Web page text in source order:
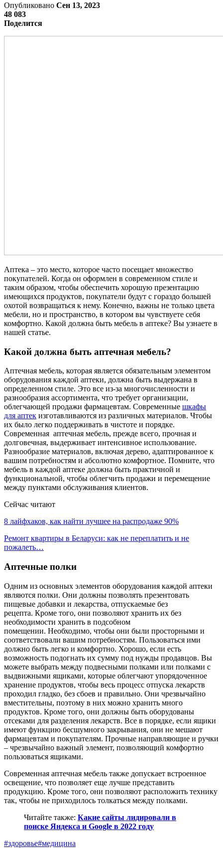
Опубликовано Сен 13, 2023
48 083
Поделится
Аптека – это место, которое часто посещает множество
покупателей. Когда он оформлен в современном стиле и
таким образом, чтобы обеспечить хорошую презентацию
имеющихся продуктов, покупатели будут с гораздо большей
охотой возвращаться к нему. Конечно, важны не только цвета
мебели, но и пространство, в котором вы чувствуете себя
комфортно. Какой должна быть мебель в аптеке? Вы узнаете в
нашей статье.
Какой должна быть аптечная мебель?
Аптечная мебель, которая является обязательным элементом
оборудования каждой аптеки, должна быть выдержана в
определенном стиле. Это все из-за многочисленности и
разнообразия ассортимента, что требует организации,
облегчающей продажи фармацевтам. Современные шкафы
для аптек изготавливаются из различных материалов. Чтобы
их было легко поддерживать в чистоте и порядке.
Современная аптечная мебель, прежде всего, прочная и
долговечная, выдерживает интенсивное использование.
Разнообразие материалов, включая дерево, адаптированное к
вашим потребностям и абсолютно комфортное. Помните, что
мебель в каждой аптеке должна быть практичной и
функциональной, чтобы облегчить продажи и перемещение
между пунктами обслуживания клиентов.
Сейчас читают
8 лайфхаков, как найти лучшее на распродаже 90%
Ремонт квартиры в Беларуси: как не переплатить и не
пожалеть…
Аптечные полки
Одним из основных элементов оборудования каждой аптеки
являются полки. Они должны позволять презентовать
пищевые добавки и лекарства, отпускаемые без
рецепта. Кроме того, они позволяют хранить их без
необходимости хранить в подсобном
помещении. Необходимо, чтобы они были просторными и
соответствовали вашим потребностям. Пользоваться ими
должно быть легко и комфортно. Хорошо, если есть
возможность подогнать их сумму под нужды продавцов. Вы
можете выбрать между подвесными полками или полками с
выдвижными ящиками, которые облегчают упорядоченное
хранение продуктов, чтобы весь процесс отпуска лекарств
проходил гладко, без сбоев и правильно. Они чрезвычайно
вместительны, поэтому в них можно хранить много
продуктов. Кроме того, они должны быть оборудованы
отсеками для разделения лекарств. Все в порядке, если ящики
имеют функцию бесшумного закрывания, они не мешают
фармацевтам и покупателям. Прочные направляющие и ручки
– чрезвычайно важный элемент, позволяющий комфортно
пользоваться ящиками.
Современная аптечная мебель также допускает встроенное
освещение, что позволяет еще лучше представить
продукцию. Кроме того, они позволяют расположить технику
так, чтобы не приходилось толкаться между полками.
Читайте также: Какие сайты лидировали в
поиске Яндекса и Google в 2022 году
#здоровье#медицина